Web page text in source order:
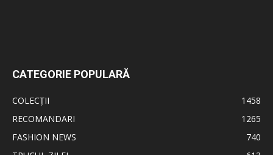
CATEGORIE POPULARĂ
COLECȚII
1458
RECOMANDARI
1265
FASHION NEWS
740